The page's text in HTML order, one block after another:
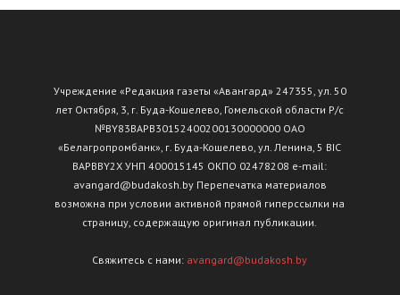
Учреждение «Редакция газеты «Авангард» 247355, ул. 50
лет Октября, 3, г. Буда-Кошелево, Гомельской области Р/с
№ВY83ВАРВ30152400200130000000 ОАО
«Белагропромбанк», г. Буда-Кошелево, ул. Ленина, 5 BIC
BAPBBY2X УНП 400015145 ОКПО 02478208 e-mail:
avangard@budakosh.by Перепечатка материалов
возможна при условии активной прямой гиперссылки на
страницу, содержащую оригинал публикации.
Свяжитесь с нами: avangard@budakosh.by